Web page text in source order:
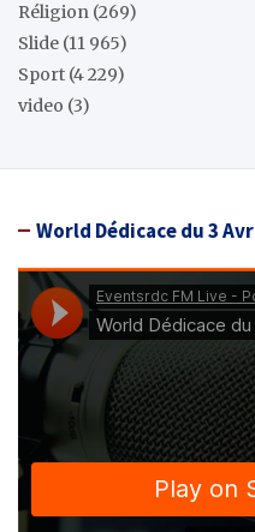
Réligion (269)
Slide (11 965)
Sport (4 229)
video (3)
World Dédicace du 3